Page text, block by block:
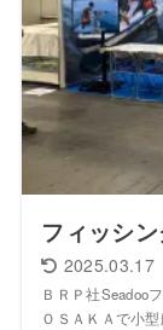
フィッシ
2025.03.17
ＢＲＰ社Seadoo
ＯＳＡＫＡで小